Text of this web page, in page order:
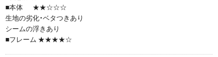
■本体 ★★☆☆☆
生地の劣化・ベタつきあり
シームの浮きあり
■フレーム ★★★★☆